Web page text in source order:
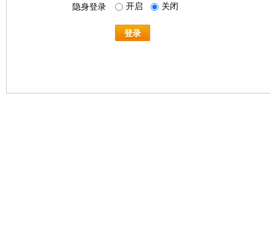
隐身登录 开启 关闭
登录